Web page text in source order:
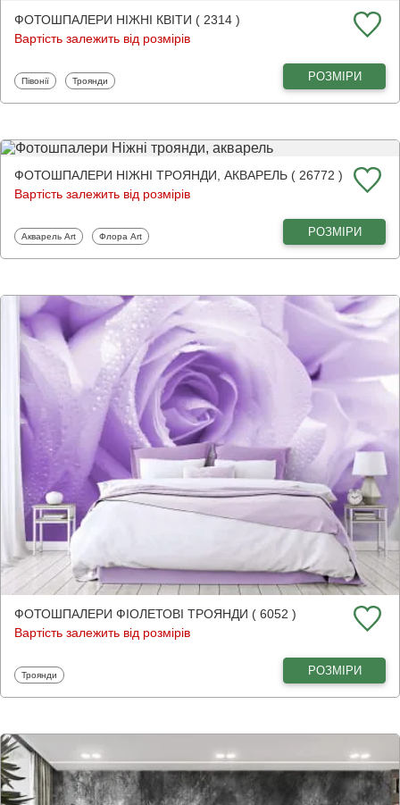
ФОТОШПАЛЕРИ НІЖНІ КВІТИ ( 2314 )
Вартість залежить від розмірів
Фотошпалери
Півонії Фотошпалери
Троянди РОЗМІРИ
ФОТОШПАЛЕРИ НІЖНІ ТРОЯНДИ, АКВАРЕЛЬ ( 26772 )
Вартість залежить від розмірів
Фотошпалери
Акварель Art Фотошпалери
Флора Art РОЗМІРИ
ФОТОШПАЛЕРИ ФІОЛЕТОВІ ТРОЯНДИ ( 6052 )
Вартість залежить від розмірів
Фотошпалери
Троянди РОЗМІРИ